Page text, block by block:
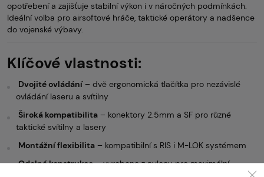
opotřebení a zajišťuje stabilní výkon i v náročných podmínkách.
Ideální volba pro airsoftové hráče, taktické operátory a nadšence
do vojenské výbavy.
Klíčové vlastnosti:
Dvojité ovládání– dvě ergonomická tlačítka pro nezávislé
ovládání laseru a svítilny
Široká kompatibilita – konektory 2.5mm a SF pro různé
taktické svítilny a lasery
Montážní flexibilita – kompatibilní s RIS i M-LOK systémem
Odolná konstrukce– vyrobeno z nylonu pro maximální